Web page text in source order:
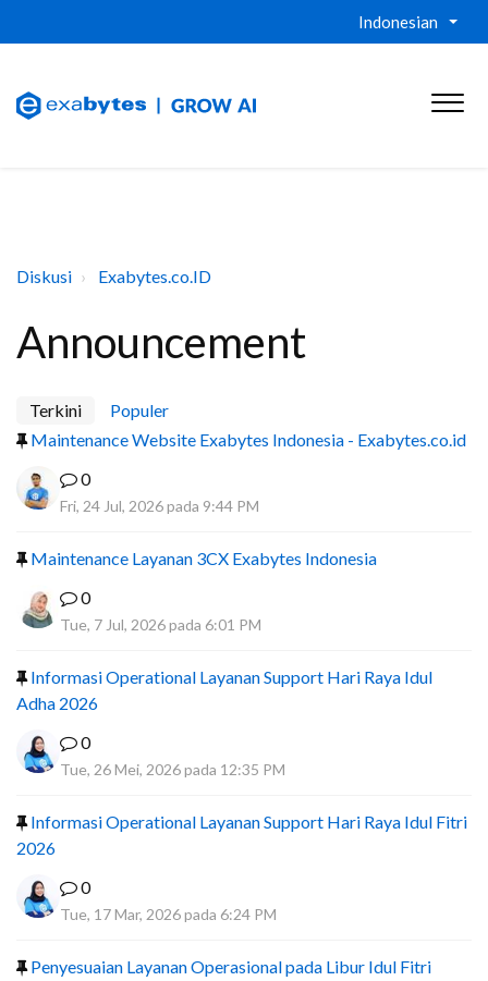
Indonesian
Diskusi Exabytes.co.ID
Announcement
Terkini
Populer
Maintenance Website Exabytes Indonesia - Exabytes.co.id
0
Fri, 24 Jul, 2026 pada 9:44 PM
Maintenance Layanan 3CX Exabytes Indonesia
0
Tue, 7 Jul, 2026 pada 6:01 PM
Informasi Operational Layanan Support Hari Raya Idul
Adha 2026
0
Tue, 26 Mei, 2026 pada 12:35 PM
Informasi Operational Layanan Support Hari Raya Idul Fitri
2026
0
Tue, 17 Mar, 2026 pada 6:24 PM
Penyesuaian Layanan Operasional pada Libur Idul Fitri